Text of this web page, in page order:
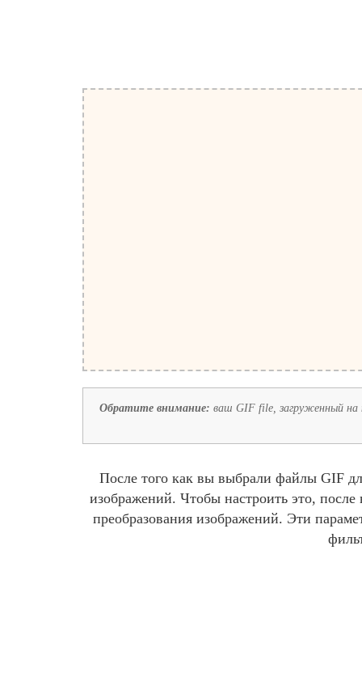
Обратите внимание: ваш GIF file, загруженный на
После того как вы выбрали файлы GIF
изображений. Чтобы настроить это,
преобразования изображений. Эти